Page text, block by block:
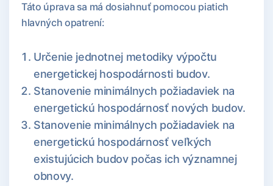
Táto úprava sa má dosiahnuť pomocou piatich
hlavných opatrení:
Určenie jednotnej metodiky výpočtu
energetickej hospodárnosti budov.
Stanovenie minimálnych požiadaviek na
energetickú hospodárnosť nových budov.
Stanovenie minimálnych požiadaviek na
energetickú hospodárnosť veľkých
existujúcich budov počas ich významnej
obnovy.